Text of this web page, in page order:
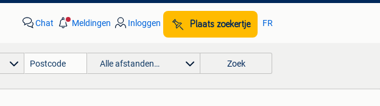
Chat Meldingen Inloggen Plaats zoekertje FR
Alle afstanden… Zoek